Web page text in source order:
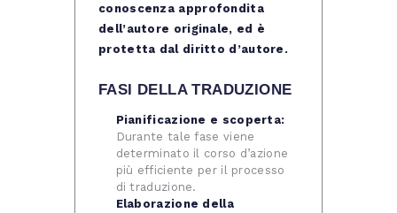
conoscenza approfondita
dell’autore originale, ed è
protetta dal diritto d’autore.
FASI DELLA TRADUZIONE
Pianificazione e scoperta:
Durante tale fase viene
determinato il corso d’azione
più efficiente per il processo
di traduzione.
Elaborazione della